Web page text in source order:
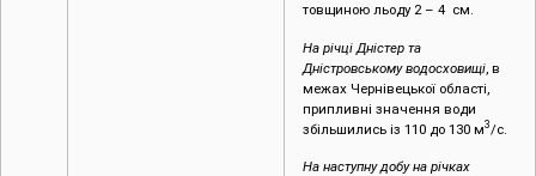
товщиною льоду 2 – 4 см.
На річці Дністер та
Дністровському водосховищі , в
межах Чернівецької області,
припливні значення води
збільшились із 110 до 130 м3/с.
На наступну добу на річках